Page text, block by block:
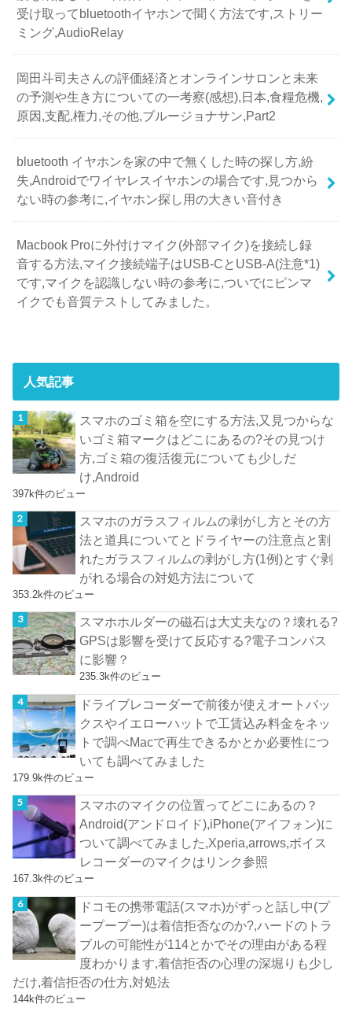
受け取ってbluetoothイヤホンで聞く方法です,ストリー
ミング,AudioRelay
岡田斗司夫さんの評価経済とオンラインサロンと未来
の予測や生き方についての一考察(感想),日本,食糧危機,
原因,支配,権力,その他,ブルージョナサン,Part2
bluetooth イヤホンを家の中で無くした時の探し方,紛
失,Androidでワイヤレスイヤホンの場合です,見つから
ない時の参考に,イヤホン探し用の大きい音付き
Macbook Proに外付けマイク(外部マイク)を接続し録
音する方法,マイク接続端子はUSB-CとUSB-A(注意*1)
です,マイクを認識しない時の参考に,ついでにピンマ
イクでも音質テストしてみました。
人気記事
スマホのゴミ箱を空にする方法,又見つからな
いゴミ箱マークはどこにあるの?その見つけ
方,ゴミ箱の復活復元についても少しだ
け,Android
397k件のビュー
スマホのガラスフィルムの剥がし方とその方
法と道具についてとドライヤーの注意点と割
れたガラスフィルムの剥がし方(1例)とすぐ剥
がれる場合の対処方法について
353.2k件のビュー
スマホホルダーの磁石は大丈夫なの？壊れる?
GPSは影響を受けて反応する?電子コンパス
に影響？
235.3k件のビュー
ドライブレコーダーで前後が使えオートバッ
クスやイエローハットで工賃込み料金をネッ
トで調べMacで再生できるかとか必要性につ
いても調べてみました
179.9k件のビュー
スマホのマイクの位置ってどこにあるの？
Android(アンドロイド),iPhone(アイフォン)に
ついて調べてみました,Xperia,arrows,ボイス
レコーダーのマイクはリンク参照
167.3k件のビュー
ドコモの携帯電話(スマホ)がずっと話し中(プ
ープープー)は着信拒否なのか?,ハードのトラ
ブルの可能性が114とかでその理由がある程
度わかります,着信拒否の心理の深堀りも少し
だけ,着信拒否の仕方,対処法
144k件のビュー